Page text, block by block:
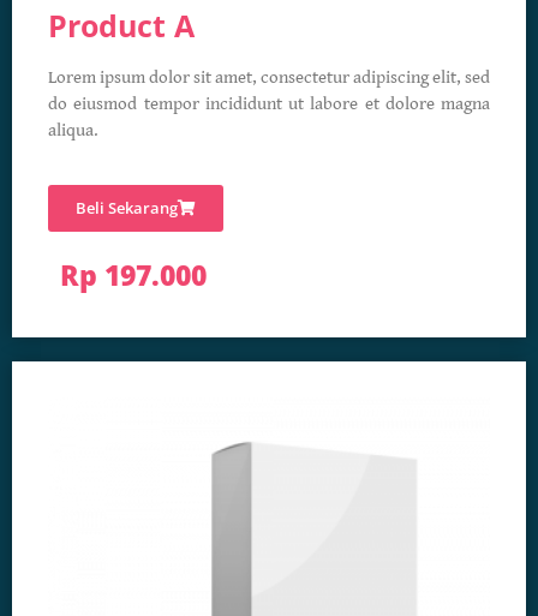
Product A
Lorem ipsum dolor sit amet, consectetur adipiscing elit, sed
do eiusmod tempor incididunt ut labore et dolore magna
aliqua.
Beli Sekarang
Rp 197.000